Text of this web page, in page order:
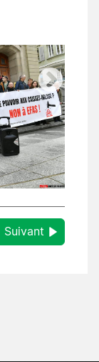
Suivant